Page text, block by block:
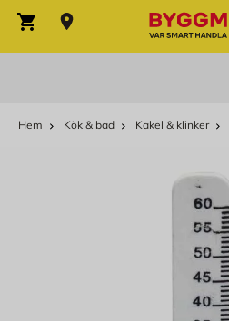
Varukorg
Hem Kök & bad Kakel & klinker